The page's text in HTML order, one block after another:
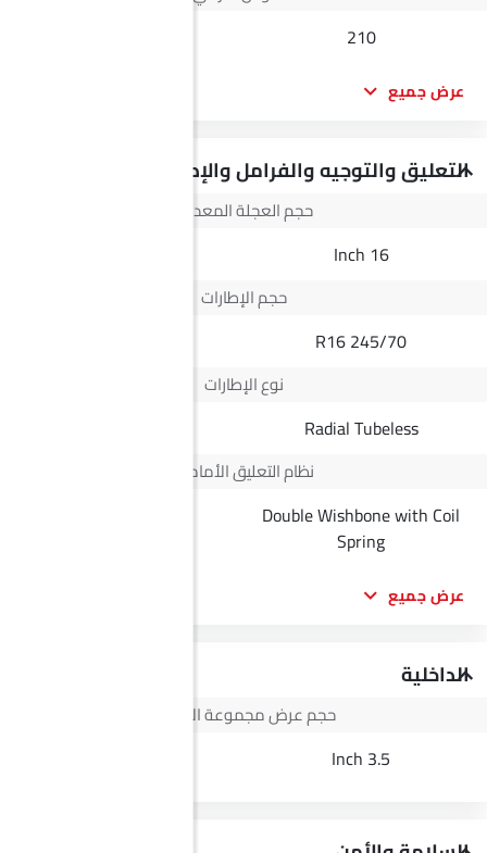
210
عرض جميع
التعليق والتوجيه والفرامل والإطارات
حجم العجلة المعدنية
16 Inch
حجم الإطارات
245/70 R16
نوع الإطارات
Radial Tubeless
نظام التعليق الأمامي
Double Wishbone with Coil
Spring
عرض جميع
الداخلية
حجم عرض مجموعة الأجهزة
3.5 Inch